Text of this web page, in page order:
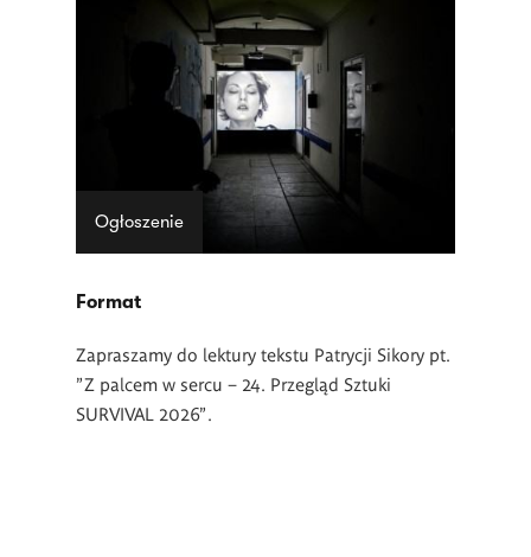
Ogłoszenie
Format
Zapraszamy do lektury tekstu Patrycji Sikory pt.
"Z palcem w sercu – 24. Przegląd Sztuki
SURVIVAL 2026".